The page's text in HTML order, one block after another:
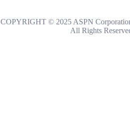
COPYRIGHT © 2025 ASPN
All Rights